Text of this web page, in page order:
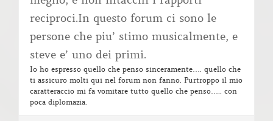
reciproci.In questo forum ci sono le
persone che piu’ stimo musicalmente, e
steve e’ uno dei primi.
Io ho espresso quello che penso sinceramente…. quello che
ti assicuro molti qui nel forum non fanno. Purtroppo il mio
caratteraccio mi fa vomitare tutto quello che penso….. con
poca diplomazia.